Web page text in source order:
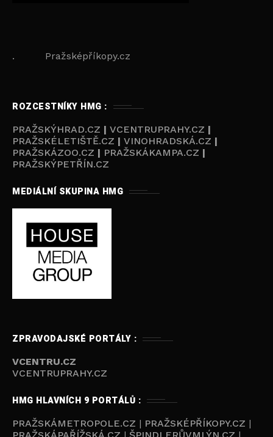
. Pražsképříkopy.cz
ROZCESTNÍKY HMG :
PRAŽSKÝHRAD.CZ | VCENTRUPRAHY.CZ |
PRAŽSKÉLETIŠTĚ.CZ | VINOHRADSKÁ.CZ |
PRAŽSKÁZOO.CZ | PRAŽSKÁKAMPA.CZ |
PRAŽSKÝPETŘÍN.CZ
MEDIÁLNÍ SKUPINA HMG
ZPRAVODAJSKÉ PORTÁLY :
VCENTRU.CZ
VCENTRUPRAHY.CZ
HMG HLAVNÍCH 9 PORTÁLŮ :
PRAŽSKÁMETROPOLE.CZ | PRAŽSKÉPŘÍKOPY.CZ |